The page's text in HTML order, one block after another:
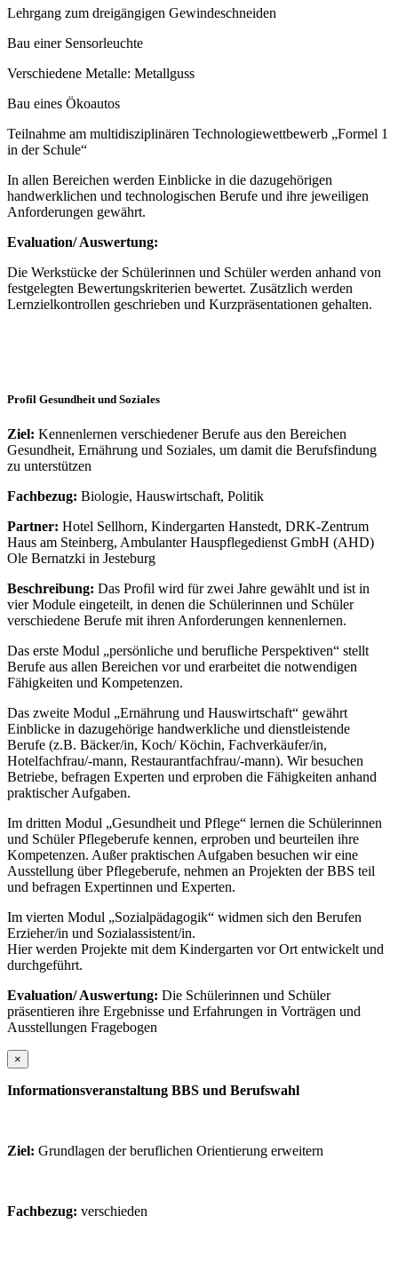
Lehrgang zum dreigängigen Gewindeschneiden
Bau einer Sensorleuchte
Verschiedene Metalle: Metallguss
Bau eines Ökoautos
Teilnahme am multidisziplinären Technologiewettbewerb „Formel 1
in der Schule“
In allen Bereichen werden Einblicke in die dazugehörigen
handwerklichen und technologischen Berufe und ihre jeweiligen
Anforderungen gewährt.
Evaluation/ Auswertung:
Die Werkstücke der Schülerinnen und Schüler werden anhand von
festgelegten Bewertungskriterien bewertet. Zusätzlich werden
Lernzielkontrollen geschrieben und Kurzpräsentationen gehalten.
Profil Gesundheit und Soziales
Ziel: Kennenlernen verschiedener Berufe aus den Bereichen
Gesundheit, Ernährung und Soziales, um damit die Berufsfindung
zu unterstützen
Fachbezug: Biologie, Hauswirtschaft, Politik
Partner: Hotel Sellhorn, Kindergarten Hanstedt, DRK-Zentrum
Haus am Steinberg, Ambulanter Hauspflegedienst GmbH (AHD)
Ole Bernatzki in Jesteburg
Beschreibung: Das Profil wird für zwei Jahre gewählt und ist in
vier Module eingeteilt, in denen die Schülerinnen und Schüler
verschiedene Berufe mit ihren Anforderungen kennenlernen.
Das erste Modul „persönliche und berufliche Perspektiven“ stellt
Berufe aus allen Bereichen vor und erarbeitet die notwendigen
Fähigkeiten und Kompetenzen.
Das zweite Modul „Ernährung und Hauswirtschaft“ gewährt
Einblicke in dazugehörige handwerkliche und dienstleistende
Berufe (z.B. Bäcker/in, Koch/ Köchin, Fachverkäufer/in,
Hotelfachfrau/-mann, Restaurantfachfrau/-mann). Wir besuchen
Betriebe, befragen Experten und erproben die Fähigkeiten anhand
praktischer Aufgaben.
Im dritten Modul „Gesundheit und Pflege“ lernen die Schülerinnen
und Schüler Pflegeberufe kennen, erproben und beurteilen ihre
Kompetenzen. Außer praktischen Aufgaben besuchen wir eine
Ausstellung über Pflegeberufe, nehmen an Projekten der BBS teil
und befragen Expertinnen und Experten.
Im vierten Modul „Sozialpädagogik“ widmen sich den Berufen
Erzieher/in und Sozialassistent/in.
Hier werden Projekte mit dem Kindergarten vor Ort entwickelt und
durchgeführt.
Evaluation/ Auswertung: Die Schülerinnen und Schüler
präsentieren ihre Ergebnisse und Erfahrungen in Vorträgen und
Ausstellungen Fragebogen
×
Informationsveranstaltung BBS und Berufswahl
Ziel: Grundlagen der beruflichen Orientierung erweitern
Fachbezug: verschieden